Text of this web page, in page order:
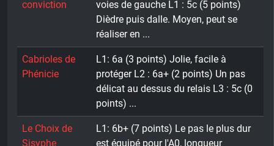
conviction
voies de gauche L1 : 5c (5 points)
Dièdre puis dalle. Moyen, peut se
réaliser en ...
Cabrioles de
Phénicie
L1: 6a (3 points) Jolie, facile à
protéger L2 : 6a+ (2 points) Un pas
délicat au dessus du relais L3 : 5c (0
points) ...
Le Choix de
Sisyphe
L1: 6b+ (7 points) Le pas le plus dur
est équipé pour l'A0, longueur